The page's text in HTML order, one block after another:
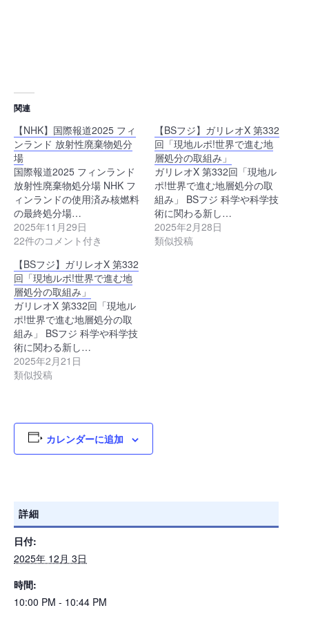
関連
【NHK】国際報道2025 フィ
ンランド 放射性廃棄物処分
場
国際報道2025 フィンランド
放射性廃棄物処分場 NHK フ
ィンランドの使用済み核燃料
の最終処分場…
2025年11月29日
22件のコメント付き
【BSフジ】ガリレオX 第332
回「現地ルポ!世界で進む地
層処分の取組み」
ガリレオX 第332回「現地ル
ポ!世界で進む地層処分の取
組み」 BSフジ 科学や科学技
術に関わる新し…
2025年2月28日
類似投稿
【BSフジ】ガリレオX 第332
回「現地ルポ!世界で進む地
層処分の取組み」
ガリレオX 第332回「現地ル
ポ!世界で進む地層処分の取
組み」 BSフジ 科学や科学技
術に関わる新し…
2025年2月21日
類似投稿
カレンダーに追加
詳細
日付:
2025年 12月 3日
時間:
10:00 PM - 10:44 PM